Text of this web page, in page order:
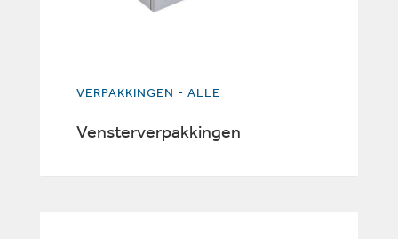
VERPAKKINGEN - ALLE
Vensterverpakkingen